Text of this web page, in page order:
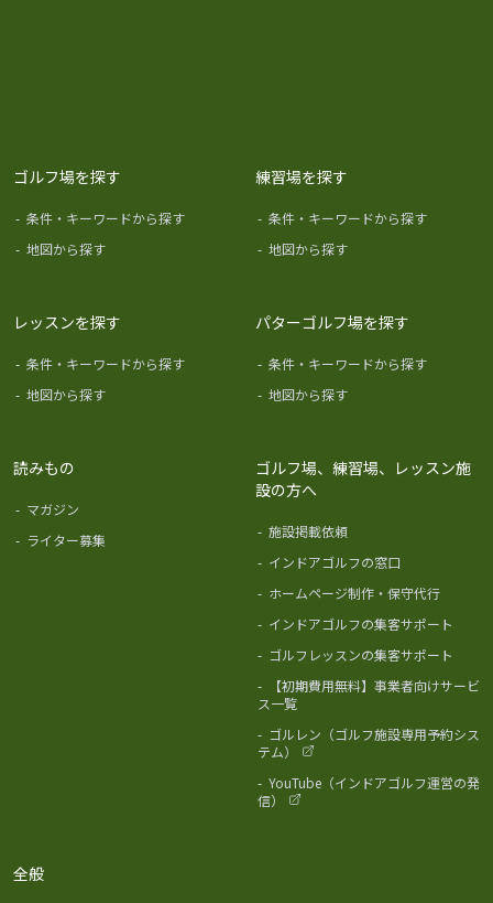
ゴルフ場を探す
- 条件・キーワードから探す
- 地図から探す
練習場を探す
- 条件・キーワードから探す
- 地図から探す
レッスンを探す
- 条件・キーワードから探す
- 地図から探す
パターゴルフ場を探す
- 条件・キーワードから探す
- 地図から探す
読みもの
- マガジン
- ライター募集
ゴルフ場、練習場、レッスン施
設の方へ
- 施設掲載依頼
- インドアゴルフの窓口
- ホームページ制作・保守代行
- インドアゴルフの集客サポート
- ゴルフレッスンの集客サポート
-
【初期費用無料】事業者向けサービ
ス一覧
- ゴルレン（ゴルフ施設専用予約シス
テム）
- YouTube（インドアゴルフ運営の発
信）
全般